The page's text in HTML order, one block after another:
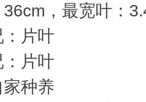
，最宽叶：
片叶
片叶
种养